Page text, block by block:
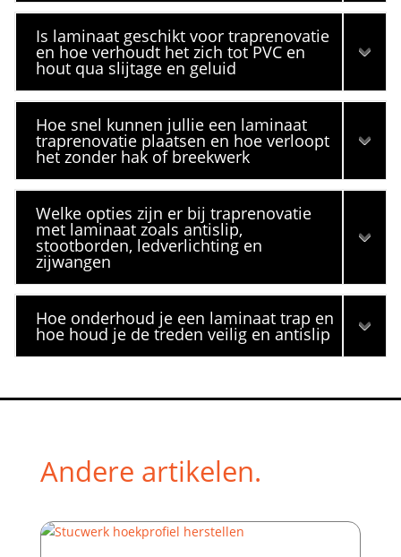
Is laminaat geschikt voor traprenovatie
en hoe verhoudt het zich tot PVC en
hout qua slijtage en geluid
Hoe snel kunnen jullie een laminaat
traprenovatie plaatsen en hoe verloopt
het zonder hak of breekwerk
Welke opties zijn er bij traprenovatie
met laminaat zoals antislip,
stootborden, ledverlichting en
zijwangen
Hoe onderhoud je een laminaat trap en
hoe houd je de treden veilig en antislip
Andere artikelen.